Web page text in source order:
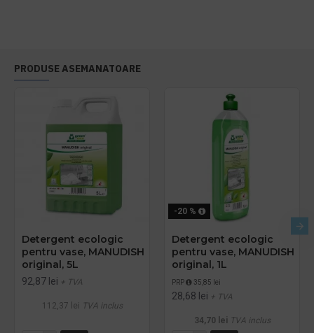
PRODUSE ASEMANATOARE
Detergent ecologic
pentru vase, MANUDISH
original, 5L
92,87 lei + TVA
112,37 lei TVA inclus
-20 %
Detergent ecologic
pentru vase, MANUDISH
original, 1L
PRP 35,85 lei
28,68 lei + TVA
34,70 lei TVA inclus